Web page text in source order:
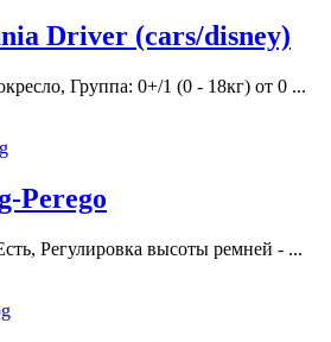
Driver (cars/disney)
Группа: 0+/1 (0 - 18кг) от 0 ...
Perego
Регулировка высоты ремней - ...